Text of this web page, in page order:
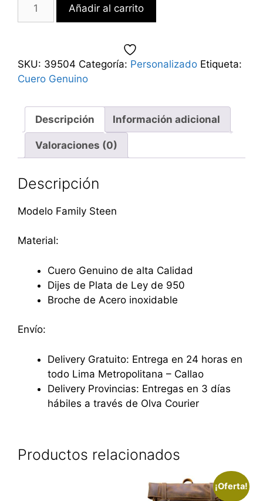
Añadir al carrito
SKU: 39504 Categoría: Personalizado Etiqueta:
Cuero Genuino
Descripción Información adicional
Valoraciones (0)
Descripción
Modelo Family Steen
Material:
Cuero Genuino de alta Calidad
Dijes de Plata de Ley de 950
Broche de Acero inoxidable
Envío:
Delivery Gratuito: Entrega en 24 horas en
todo Lima Metropolitana – Callao
Delivery Provincias: Entregas en 3 días
hábiles a través de Olva Courier
Productos relacionados
¡Oferta!